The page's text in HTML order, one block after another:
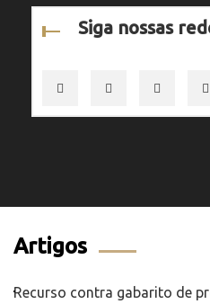
Siga nossas
Artigos
Recurso contra gabarito de